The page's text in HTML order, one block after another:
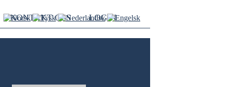
KONTAKT OSS LOGIN